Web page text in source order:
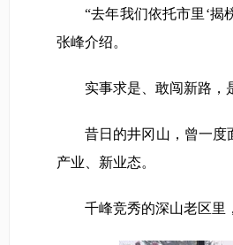
“去年我们依托市里‘揭榜
张峰介绍。
实事求是、敢闯新路，是
昔日的井冈山，曾一度面
产业、新业态。
千峰竞秀的深山老区里，